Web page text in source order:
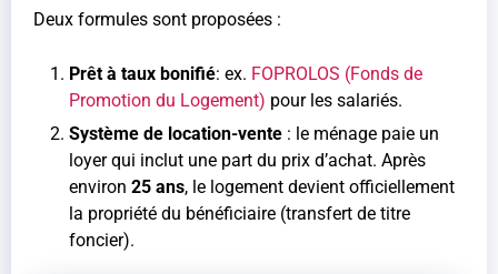
Deux formules sont proposées :
Prêt à taux bonifié: ex. FOPROLOS (Fonds de
Promotion du Logement) pour les salariés.
Système de location-vente : le ménage paie un
loyer qui inclut une part du prix d’achat. Après
environ 25 ans, le logement devient officiellement
la propriété du bénéficiaire (transfert de titre
foncier).